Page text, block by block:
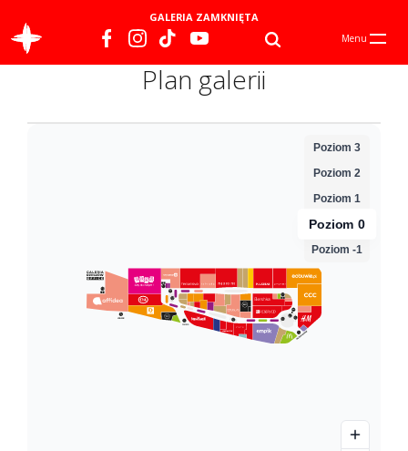
GALERIA ZAMKNIĘTA
Menu
Plan galerii